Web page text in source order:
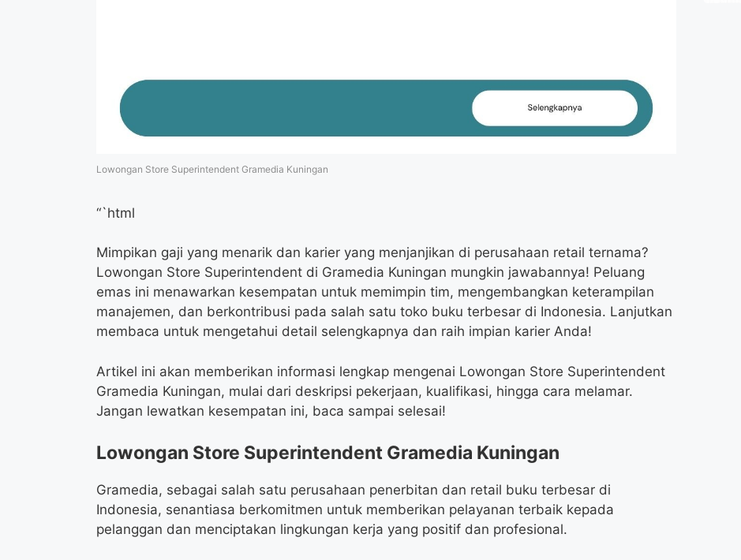
Lowongan Store Superintendent Gramedia Kuningan
“`html
Mimpikan gaji yang menarik dan karier yang menjanjikan di perusahaan retail ternama?
Lowongan Store Superintendent di Gramedia Kuningan mungkin jawabannya! Peluang
emas ini menawarkan kesempatan untuk memimpin tim, mengembangkan keterampilan
manajemen, dan berkontribusi pada salah satu toko buku terbesar di Indonesia. Lanjutkan
membaca untuk mengetahui detail selengkapnya dan raih impian karier Anda!
Artikel ini akan memberikan informasi lengkap mengenai Lowongan Store Superintendent
Gramedia Kuningan, mulai dari deskripsi pekerjaan, kualifikasi, hingga cara melamar.
Jangan lewatkan kesempatan ini, baca sampai selesai!
Lowongan Store Superintendent Gramedia Kuningan
Gramedia, sebagai salah satu perusahaan penerbitan dan retail buku terbesar di
Indonesia, senantiasa berkomitmen untuk memberikan pelayanan terbaik kepada
pelanggan dan menciptakan lingkungan kerja yang positif dan profesional.